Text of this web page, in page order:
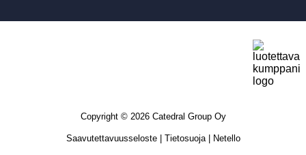
Copyright © 2026 Catedral Group Oy
Saavutettavuusseloste| Tietosuoja| Netello